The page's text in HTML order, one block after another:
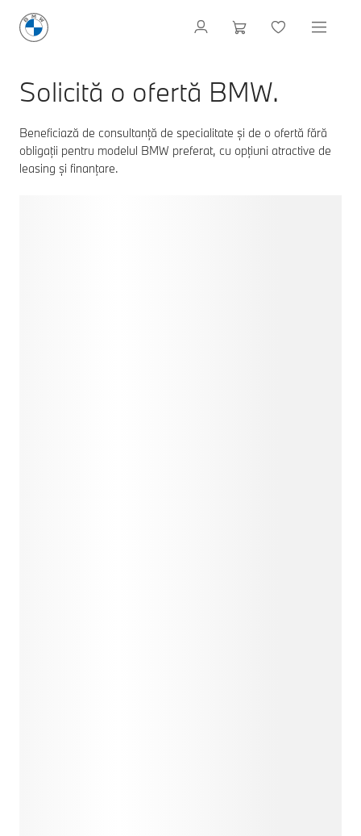
Solicită o ofertă BMW.
Beneficiază de consultanță de specialitate și de o ofertă fără
obligații pentru modelul BMW preferat, cu opțiuni atractive de
leasing și finanțare.